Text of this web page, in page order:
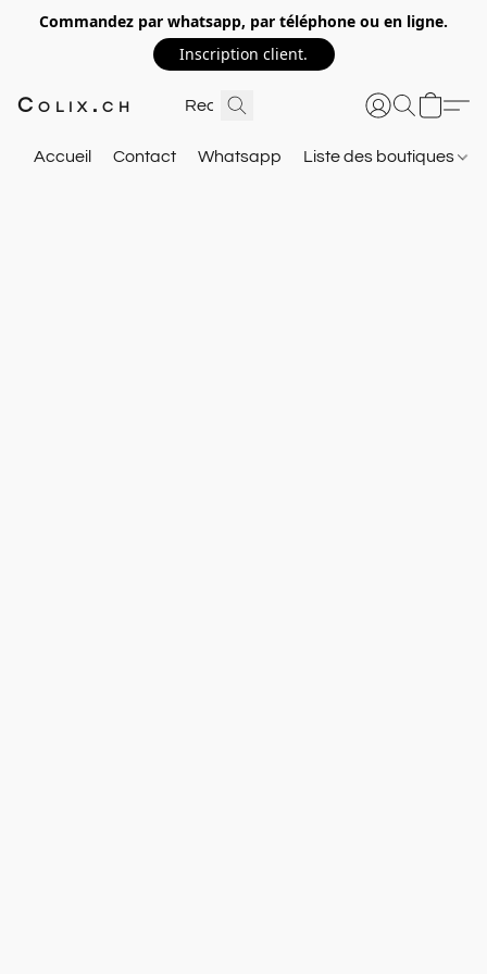
Commandez par whatsapp, par téléphone ou en ligne.
Inscription client.
Colix.ch
Accueil Contact Whatsapp Liste des boutiques